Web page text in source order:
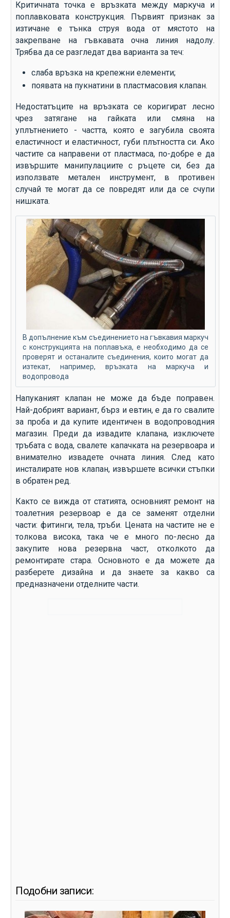
Критичната точка е връзката между маркуча и
поплавковата конструкция. Първият признак за
изтичане е тънка струя вода от мястото на
закрепване на гъвкавата очна линия надолу.
Трябва да се разгледат два варианта за теч:
слаба връзка на крепежни елементи;
появата на пукнатини в пластмасовия клапан.
Недостатъците на връзката се коригират лесно
чрез затягане на гайката или смяна на
уплътнението - частта, която е загубила своята
еластичност и еластичност, губи плътността си. Ако
частите са направени от пластмаса, по-добре е да
извършите манипулациите с ръцете си, без да
използвате метален инструмент, в противен
случай те могат да се повредят или да се счупи
нишката.
В допълнение към съединението на гъвкавия маркуч
с конструкцията на поплавъка, е необходимо да се
проверят и останалите съединения, които могат да
изтекат, например, връзката на маркуча и
водопровода
Напуканият клапан не може да бъде поправен.
Най-добрият вариант, бърз и евтин, е да го свалите
за проба и да купите идентичен в водопроводния
магазин. Преди да извадите клапана, изключете
тръбата с вода, свалете капачката на резервоара и
внимателно извадете очната линия. След като
инсталирате нов клапан, извършете всички стъпки
в обратен ред.
Както се вижда от статията, основният ремонт на
тоалетния резервоар е да се заменят отделни
части: фитинги, тела, тръби. Цената на частите не е
толкова висока, така че е много по-лесно да
закупите нова резервна част, отколкото да
ремонтирате стара. Основното е да можете да
разберете дизайна и да знаете за какво са
предназначени отделните части.
Подобни записи: